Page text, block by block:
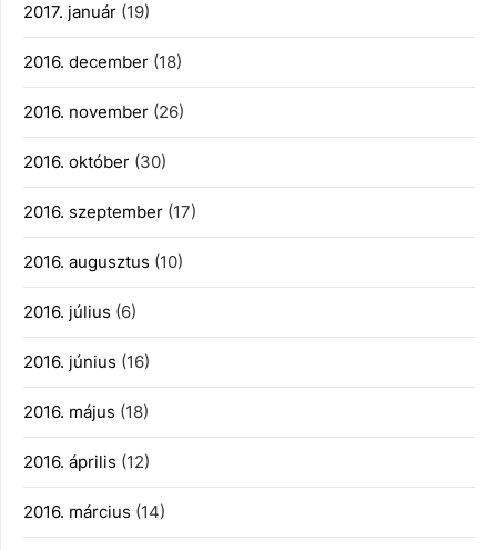
2017. január (19)
2016. december (18)
2016. november (26)
2016. október (30)
2016. szeptember (17)
2016. augusztus (10)
2016. július (6)
2016. június (16)
2016. május (18)
2016. április (12)
2016. március (14)